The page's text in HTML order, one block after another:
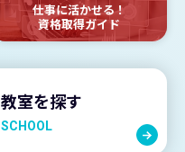
仕事に活かせる！
資格取得ガイド
教室を探す
SCHOOL